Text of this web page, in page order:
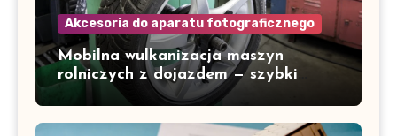
Akcesoria do aparatu fotograficznego
Mobilna wulkanizacja maszyn
rolniczych z dojazdem — szybki
serwis w Gorzowie i okolicach